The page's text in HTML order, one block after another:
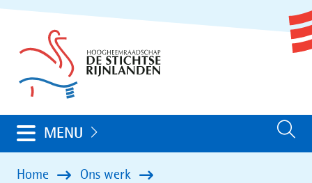
MENU Uitklappen Zoeken
Home
Ons werk